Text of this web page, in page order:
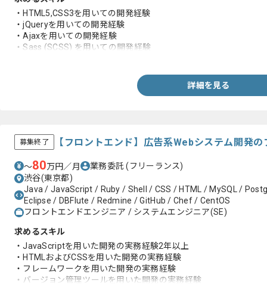
・HTML5,CSS3を用いての開発経験
・jQueryを用いての開発経験
・Ajaxを用いての開発経験
・Sass (SCSS) を用いての開発経験
詳細を見る
募集終了 【フロントエンド】広告系Webシステム開発
〜80万円／月 業務委託(フリーランス)
渋谷(東京都)
Java / JavaScript / Ruby / Shell / CSS / HTML / MySQL /
Eclipse / DBFlute / Redmine / GitHub / Chef / CentOS
フロントエンドエンジニア / システムエンジニア(SE)
求めるスキル
・JavaScriptを用いた開発の実務経験2年以上
・HTMLおよびCSSを用いた開発の実務経験
・フレームワークを用いた開発の実務経験
・バージョン管理ツールを用いた開発の実務経験